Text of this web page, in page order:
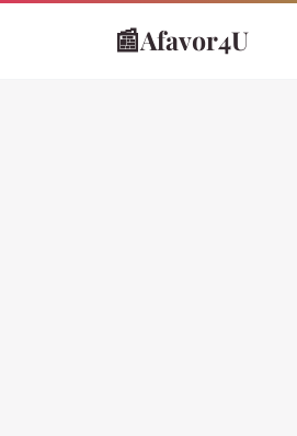
📰Afavor4U